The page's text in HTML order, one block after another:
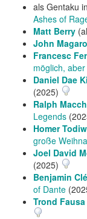
als Gentaku in
Ashes of
Matt Berry
John Magaro
Francesc
möglich,
Daniel Dae
(2025)
Ralph
Legends
Homer
große
Joel David
(2025)
Benjamin
of Dante
Trond Fausa